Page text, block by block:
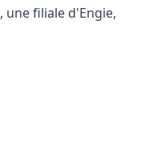
, une filiale d'Engie,